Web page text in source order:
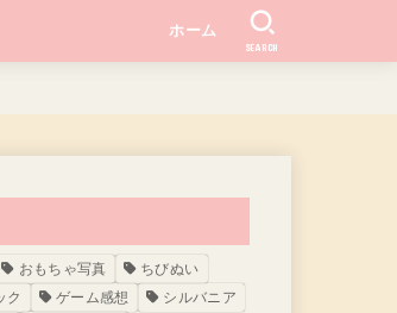
ホーム
SEARCH
おもちゃ写真
ちびぬい
ク
ゲーム感想
シルバニア